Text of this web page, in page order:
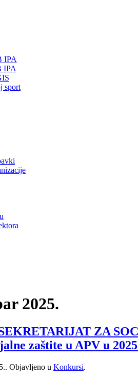
IPA
IPA
sport
2025.
ZA
zaštite u APV u
. Objavljeno u Konkursi.